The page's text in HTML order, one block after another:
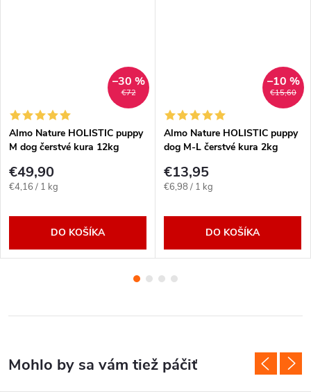
€72
–30 %
Almo Nature HOLISTIC puppy
M dog čerstvé kura 12kg
€49,90
Jednotková
€4,16 / 1 kg
DO KOŠÍKA
€15,60
–10 %
Almo Nature HOLISTIC puppy
dog M-L čerstvé kura 2kg
€13,95
Jednotková
€6,98 / 1 kg
DO KOŠÍKA